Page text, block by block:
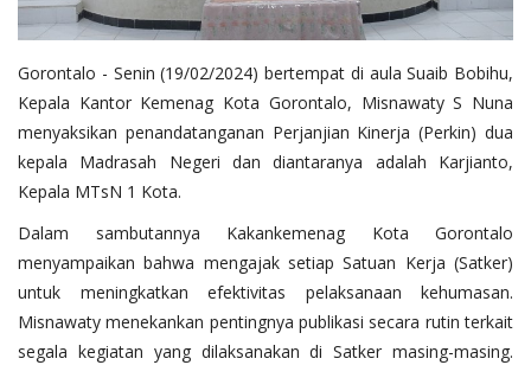
Gorontalo - Senin (19/02/2024) bertempat di aula Suaib Bobihu,
Kepala Kantor Kemenag Kota Gorontalo, Misnawaty S Nuna
menyaksikan penandatanganan Perjanjian Kinerja (Perkin) dua
kepala Madrasah Negeri dan diantaranya adalah Karjianto,
Kepala MTsN 1 Kota.
Dalam sambutannya Kakankemenag Kota Gorontalo
menyampaikan bahwa mengajak setiap Satuan Kerja (Satker)
untuk meningkatkan efektivitas pelaksanaan kehumasan.
Misnawaty menekankan pentingnya publikasi secara rutin terkait
segala kegiatan yang dilaksanakan di Satker masing-masing.